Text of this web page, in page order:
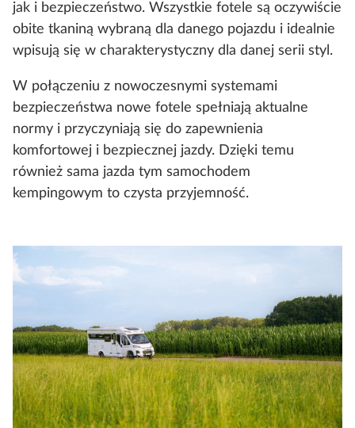
jak i bezpieczeństwo. Wszystkie fotele są oczywiście
obite tkaniną wybraną dla danego pojazdu i idealnie
wpisują się w charakterystyczny dla danej serii styl.
W połączeniu z nowoczesnymi systemami
bezpieczeństwa nowe fotele spełniają aktualne
normy i przyczyniają się do zapewnienia
komfortowej i bezpiecznej jazdy. Dzięki temu
również sama jazda tym samochodem
kempingowym to czysta przyjemność.